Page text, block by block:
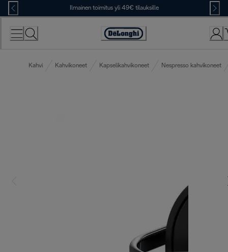
Skip
to
Content
Ilmainen toimitus yli 49€ tilauksille
Accessibility
Kahvi Kahvikoneet Kapselikahvikoneet Nespresso kahvikoneet